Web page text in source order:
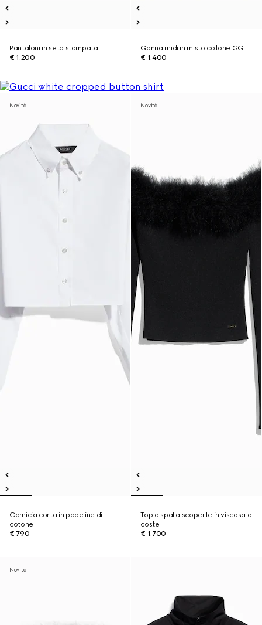
Pantaloni in seta stampata
€ 1.200
Gonna midi in misto cotone GG
€ 1.400
Novità
Camicia corta in popeline di
cotone
€ 790
Novità
Top a spalla scoperte in viscosa a
coste
€ 1.700
Novità